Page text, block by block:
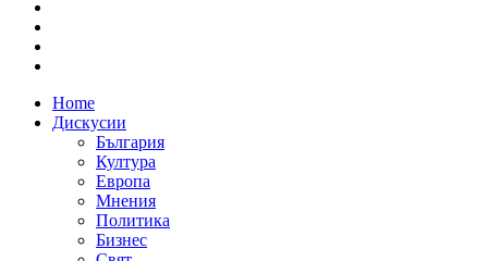
Home
Дискусии
България
Култура
Европа
Мнения
Политика
Бизнес